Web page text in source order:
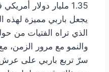
1.35 مليار دولار
يجعل باربي مميزة لهذه
الذي تراه الفتيات من
والنمو مع مرور الزمن،
سرّ تربع باربي على عرش